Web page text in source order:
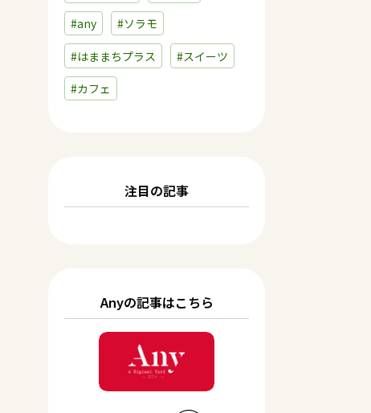
#any #ソラモ
#はままちプラス #スイーツ
#カフェ
注目の記事
Anyの記事はこちら